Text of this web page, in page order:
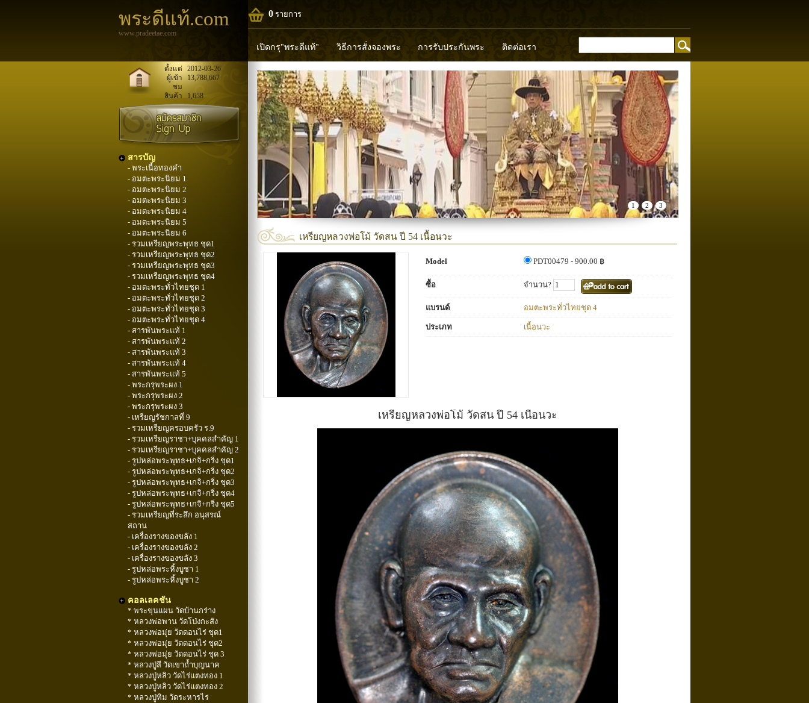
พระดีแท้.com
www.pradeetae.com
0 รายการ
เปิดกรุ"พระดีแท้" วิธีการสั่งจองพระ การรับประกันพระ ติดต่อเรา
หลวงพ่อทวด หลวงปู่ทิม หลวงพ่อคูณ หลวงพ่อมุ่ย หลวงพ่อปล้อง
พระพุทธวิริยากร
ตั้งแต่
2012-03-26
ผู้เข้า
ชม
13,788,667
สินค้า 1,658
สารบัญ
- พระเนื้อทองคำ
- อมตะพระนิยม 1
- อมตะพระนิยม 2
- อมตะพระนิยม 3
- อมตะพระนิยม 4
- อมตะพระนิยม 5
- อมตะพระนิยม 6
- รวมเหรียญพระพุทธ ชุด1
- รวมเหรียญพระพุทธ ชุด2
- รวมเหรียญพระพุทธ ชุด3
- รวมเหรียญพระพุทธ ชุด4
- อมตะพระทั่วไทยชุด 1
- อมตะพระทั่วไทยชุด 2
- อมตะพระทั่วไทยชุด 3
- อมตะพระทั่วไทยชุด 4
- สารพันพระแท้ 1
- สารพันพระแท้ 2
- สารพันพระแท้ 3
- สารพันพระแท้ 4
- สารพันพระแท้ 5
- พระกรุพระผง 1
- พระกรุพระผง 2
- พระกรุพระผง 3
- เหรียญรัชกาลที่ 9
- รวมเหรียญครอบครัว ร.9
- รวมเหรียญราชา+บุคคลสำคัญ 1
- รวมเหรียญราชา+บุคคลสำคัญ 2
- รูปหล่อพระพุทธ+เกจิ+กริ่ง ชุด1
- รูปหล่อพระพุทธ+เกจิ+กริ่ง ชุด2
- รูปหล่อพระพุทธ+เกจิ+กริ่ง ชุด3
- รูปหล่อพระพุทธ+เกจิ+กริ่ง ชุด4
- รูปหล่อพระพุทธ+เกจิ+กริ่ง ชุด5
- รวมเหรียญที่ระลึก อนุสรณ์
สถาน
- เครื่องรางของขลัง 1
- เครื่องรางของขลัง 2
- เครื่องรางของขลัง 3
- รูปหล่อพระหิ้งบูชา 1
- รูปหล่อพระหิ้งบูชา 2
คอลเลคชัน
* พระขุนแผน วัดบ้านกร่าง
* หลวงพ่อพาน วัดโป่งกะสัง
* หลวงพ่อมุ่ย วัดดอนไร่ ชุด1
* หลวงพ่อมุ่ย วัดดอนไร่ ชุด2
* หลวงพ่อมุ่ย วัดดอนไร่ ชุด 3
* หลวงปู่สี วัดเขาถ้ำบุญนาค
* หลวงปู่หลิว วัดไร่แตงทอง 1
* หลวงปู่หลิว วัดไร่แตงทอง 2
* หลวงปู่ทิม วัดระหารไร่
1 2 3
เหรียญหลวงพ่อโม้ วัดสน ปี 54 เนื้อนวะ
Model PDT00479 - 900.00 ฿
ซื้อ จำนวน?
แบรนด์ อมตะพระทั่วไทยชุด 4
ประเภท เนื้อนวะ
เหรียญหลวงพ่อโม้ วัดสน ปี 54 เนื้อนวะ